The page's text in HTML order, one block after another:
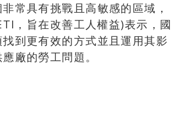
常具有挑戰且高敏感的區域，
，旨在改善工人權益)表示，國
到更有效的方式並且運用其影
廠的勞工問題。